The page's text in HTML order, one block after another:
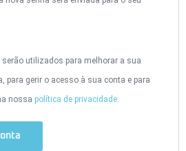
utilizados para melhorar a sua
para gerir o acesso à sua conta e para
nossa política de privacidade